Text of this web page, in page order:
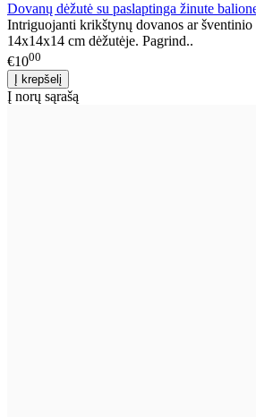
Dovanų dėžutė su paslaptinga žinute
Intriguojanti krikštynų dovanos ar
14x14x14 cm dėžutėje. Pagrind..
€1000
Į norų sąrašą